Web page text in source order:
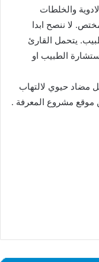
والخلطات
لا ننصح ابدا
يتحمل القارئ
الطبيب او
مضاد حيوي لالتهاب
موقع مشروع المعرفة .